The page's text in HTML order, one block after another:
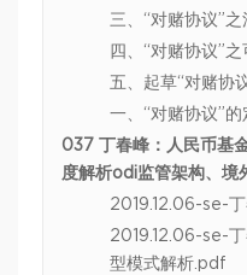
三、“对赌协议”
四、“对赌协议”
五、起草“对赌协
一、“对赌协议”
037 丁春峰：人民币基
度解析odi监管架构、境
2019.12.06-se-
2019.12.06-se-
型模式解析.pdf